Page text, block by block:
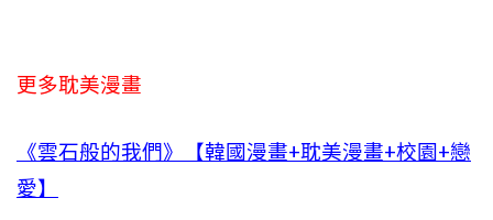
更多耽美漫畫
《雲石般的我們》【韓國漫畫+耽美漫畫+校園+戀
愛】